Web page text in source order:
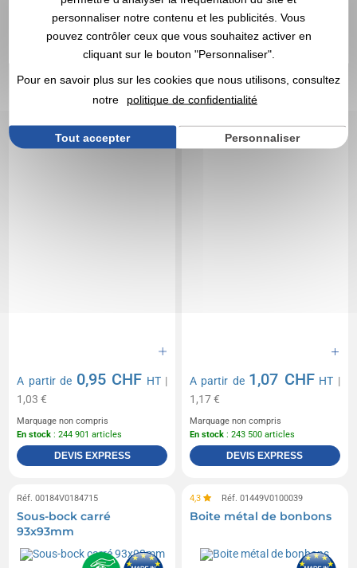
DEVIS EXPRESS DEVIS EXPRESS
Tongs personnalisables
A partir de 0,95 CHF HT|
1,03 €
Marquage non compris
En stock : 244 901 articles
DEVIS EXPRESS
personnalisable
A partir de 1,07 CHF HT |
1,17 €
Marquage non compris
En stock : 243 500 articles
DEVIS EXPRESS
Réf. 00184V0184715
Sous-bock carré
93x93mm
4,3 Réf. 01449V0100039
Boite métal de bonbons
personnaliser notre contenu et les publicités. Vous
pouvez contrôler ceux que vous souhaitez activer en
cliquant sur le bouton "Personnaliser".
Pour en savoir plus sur les cookies que nous utilisons, consultez
notre
politique de confidentialité
Tout accepter Personnaliser